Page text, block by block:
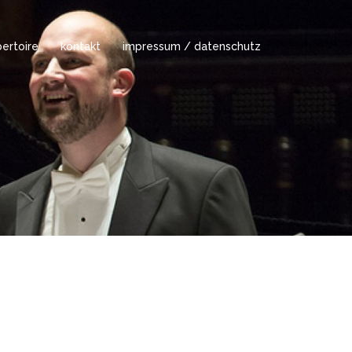
kontakt impressum / datenschutz